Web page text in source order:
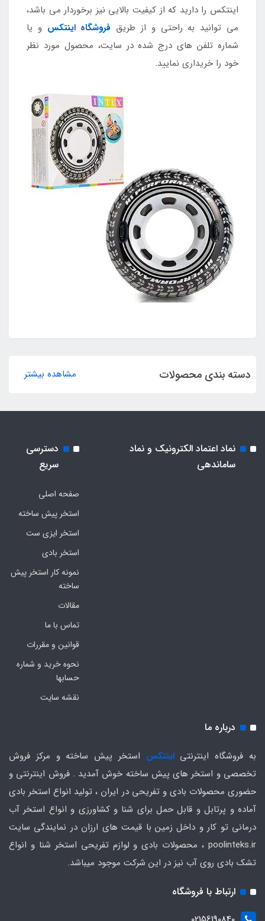
اینتکس را دارید که از کیفیت بالایی نیز برخوردار می باشد،
می توانید به راحتی و از طریق فروشگاه اینتکس و یا
شماره تلفن های درج شده در سایت، محصول مورد نظر
خود را خریداری نمایید.
دسته بندی محصولات مشاهده بیشتر
نماد اعتماد الکترونیک و نماد
ساماندهی
دسترسی
سریع
صفحه اصلی
استخر پیش ساخته
استخر ایزی ست
استخر بادی
نمونه کار استخر پیش
ساخته
مقالات
تماس با ما
قوانین و مقررات
نحوه خرید و شماره
حسابها
نقشه سایت
درباره ما
به فروشگاه اینترنتیاینتکس استخر پیش ساخته و مرکز فروش
تخصصی و استخر های پیش ساخته خوش آمدید . فروش اینترنتی و
حضوری محصولات بادی و تفریحی در ایران ، تولید انواع استخر بادی
آماده و پرتابل و قابل حمل برای شنا و کشاورزی و انواع استخر آب
درمانی تو کار و داخل زمین با قیمت های ارزان در نمایندگی سایت
poolinteks.ir ، محصولات بادی و لوازم تفریحی استخر شنا و انواع
تشک بادی روی آب نیز در این شرکت موجود میباشد.
ارتباط با فروشگاه